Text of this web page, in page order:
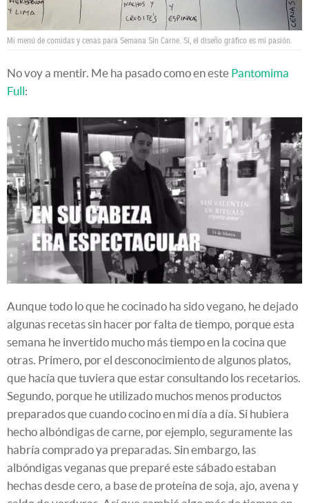
Mi menú de comidas y cenas para Semana Sin Carne. Sí, el diseño gráfico es mi pasión.
No voy a mentir. Me ha pasado como en este Pantomima
Full:
Aunque todo lo que he cocinado ha sido vegano, he dejado
algunas recetas sin hacer por falta de tiempo, porque esta
semana he invertido mucho más tiempo en la cocina que
otras. Primero, por el desconocimiento de algunos platos,
que hacía que tuviera que estar consultando los recetarios.
Segundo, porque he utilizado muchos menos productos
preparados que cuando cocino en mi día a día. Si hubiera
hecho albóndigas de carne, por ejemplo, seguramente las
habría comprado ya preparadas. Sin embargo, las
albóndigas veganas que preparé este sábado estaban
hechas desde cero, a base de proteína de soja, ajo, avena y